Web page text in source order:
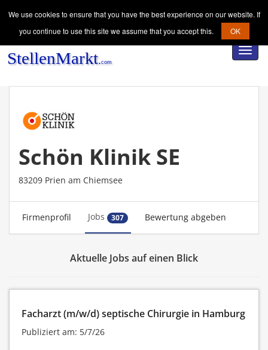
Schön Klinik SE
83209 Prien am Chiemsee
Firmenprofil Jobs 307 Bewertung abgeben
Aktuelle Jobs auf einen Blick
Facharzt (m/w/d) septische Chirurgie in Hamburg
Publiziert am: 5/7/26
We use cookies to ensure that you have the best experience on our website. If
you continue to use this site we assume that you accept this.
OK